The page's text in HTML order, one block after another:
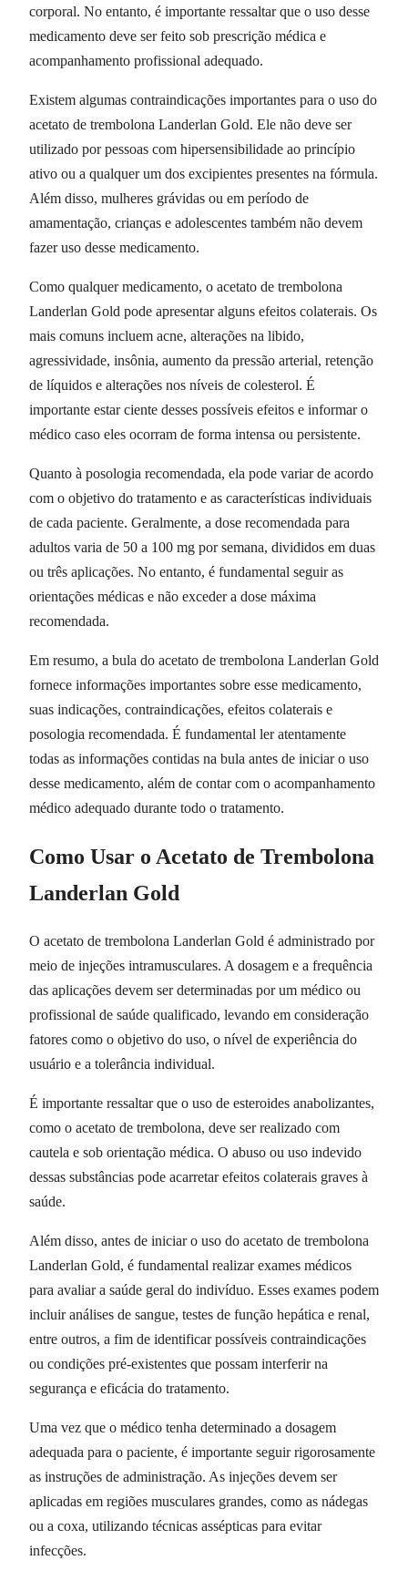
corporal. No entanto, é importante ressaltar que o uso desse
medicamento deve ser feito sob prescrição médica e
acompanhamento profissional adequado.
Existem algumas contraindicações importantes para o uso do
acetato de trembolona Landerlan Gold. Ele não deve ser
utilizado por pessoas com hipersensibilidade ao princípio
ativo ou a qualquer um dos excipientes presentes na fórmula.
Além disso, mulheres grávidas ou em período de
amamentação, crianças e adolescentes também não devem
fazer uso desse medicamento.
Como qualquer medicamento, o acetato de trembolona
Landerlan Gold pode apresentar alguns efeitos colaterais. Os
mais comuns incluem acne, alterações na libido,
agressividade, insônia, aumento da pressão arterial, retenção
de líquidos e alterações nos níveis de colesterol. É
importante estar ciente desses possíveis efeitos e informar o
médico caso eles ocorram de forma intensa ou persistente.
Quanto à posologia recomendada, ela pode variar de acordo
com o objetivo do tratamento e as características individuais
de cada paciente. Geralmente, a dose recomendada para
adultos varia de 50 a 100 mg por semana, divididos em duas
ou três aplicações. No entanto, é fundamental seguir as
orientações médicas e não exceder a dose máxima
recomendada.
Em resumo, a bula do acetato de trembolona Landerlan Gold
fornece informações importantes sobre esse medicamento,
suas indicações, contraindicações, efeitos colaterais e
posologia recomendada. É fundamental ler atentamente
todas as informações contidas na bula antes de iniciar o uso
desse medicamento, além de contar com o acompanhamento
médico adequado durante todo o tratamento.
Como Usar o Acetato de Trembolona
Landerlan Gold
O acetato de trembolona Landerlan Gold é administrado por
meio de injeções intramusculares. A dosagem e a frequência
das aplicações devem ser determinadas por um médico ou
profissional de saúde qualificado, levando em consideração
fatores como o objetivo do uso, o nível de experiência do
usuário e a tolerância individual.
É importante ressaltar que o uso de esteroides anabolizantes,
como o acetato de trembolona, deve ser realizado com
cautela e sob orientação médica. O abuso ou uso indevido
dessas substâncias pode acarretar efeitos colaterais graves à
saúde.
Além disso, antes de iniciar o uso do acetato de trembolona
Landerlan Gold, é fundamental realizar exames médicos
para avaliar a saúde geral do indivíduo. Esses exames podem
incluir análises de sangue, testes de função hepática e renal,
entre outros, a fim de identificar possíveis contraindicações
ou condições pré-existentes que possam interferir na
segurança e eficácia do tratamento.
Uma vez que o médico tenha determinado a dosagem
adequada para o paciente, é importante seguir rigorosamente
as instruções de administração. As injeções devem ser
aplicadas em regiões musculares grandes, como as nádegas
ou a coxa, utilizando técnicas assépticas para evitar
infecções.